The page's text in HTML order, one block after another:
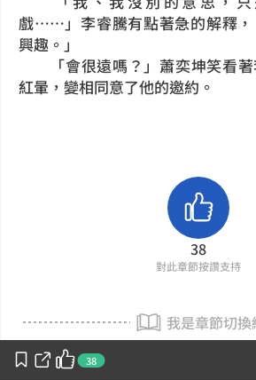
38
戲……」李睿騰有點著急的解釋，
興趣。」
「會很遠嗎？」蕭奕坤笑看著
紅暈，變相同意了他的邀約。
38
對此章節按讚支持
我是章節切換